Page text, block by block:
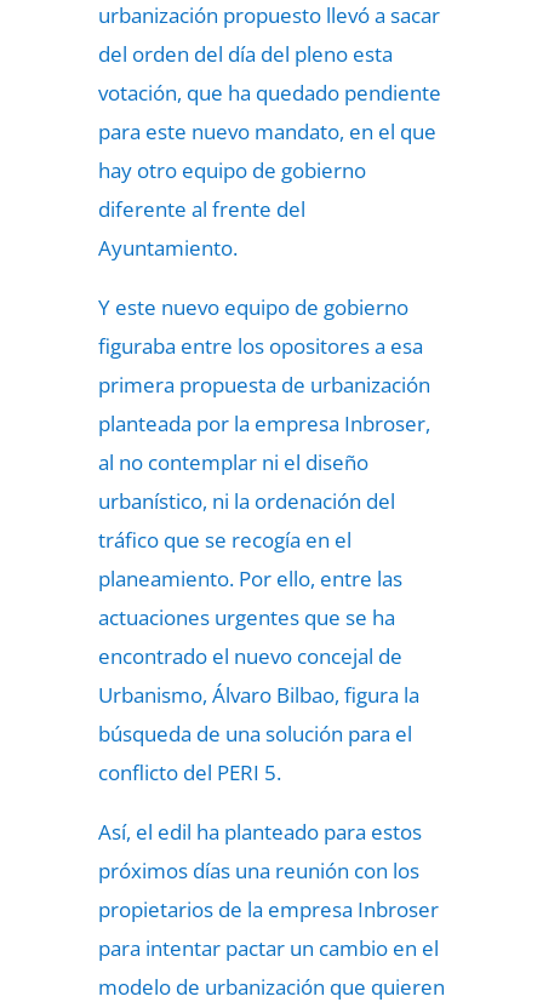
urbanización propuesto llevó a sacar
del orden del día del pleno esta
votación, que ha quedado pendiente
para este nuevo mandato, en el que
hay otro equipo de gobierno
diferente al frente del
Ayuntamiento.
Y este nuevo equipo de gobierno
figuraba entre los opositores a esa
primera propuesta de urbanización
planteada por la empresa Inbroser,
al no contemplar ni el diseño
urbanístico, ni la ordenación del
tráfico que se recogía en el
planeamiento. Por ello, entre las
actuaciones urgentes que se ha
encontrado el nuevo concejal de
Urbanismo, Álvaro Bilbao, figura la
búsqueda de una solución para el
conflicto del PERI 5.
Así, el edil ha planteado para estos
próximos días una reunión con los
propietarios de la empresa Inbroser
para intentar pactar un cambio en el
modelo de urbanización que quieren